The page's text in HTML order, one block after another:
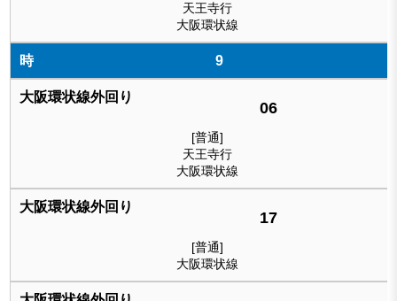
天王寺行
大阪環状線
9
06
[普通]
天王寺行
大阪環状線
17
[普通]
大阪環状線